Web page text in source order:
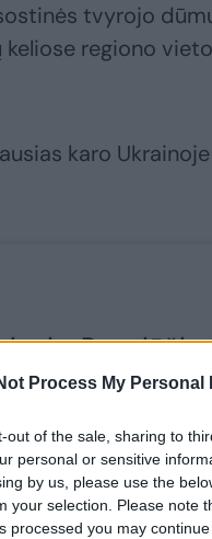
Process My Personal
out of the sale, sharing to
personal or sensitive
by us, please use the
your selection. Please note
processed you may
tvyrojo
keliose regiono
karo
Naujausi
min.